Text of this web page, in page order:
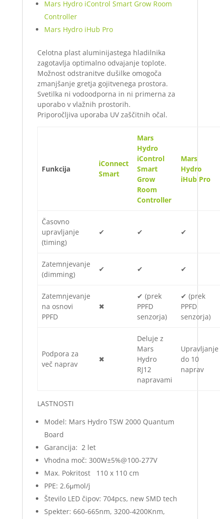
Mars Hydro iControl Smart Grow Room
Controller
Mars Hydro iHub Pro
Celotna plast aluminijastega hladilnika
zagotavlja optimalno odvajanje toplote.
Možnost odstranitve dušilke omogoča
zmanjšanje gretja gojitvenega prostora.
Svetilka ni vodoodporna in ni primerna za
uporabo v vlažnih prostorih.
Priporočljiva uporaba UV zaščitnih očal.
Funkcija
iConnect
Smart
Mars
Hydro
iControl
Smart
Grow
Room
Controller
Mars
Hydro
iHub Pro
Časovno
upravljanje
(timing)
✔ ✔ ✔
Zatemnjevanje
(dimming)
✔ ✔ ✔
Zatemnjevanje
na osnovi
PPFD
✖
✔ (prek
PPFD
senzorja)
✔ (prek
PPFD
senzorja)
Podpora za
več naprav
✖
Deluje z
Mars
Hydro
RJ12
napravami
Upravljanje
do 10
naprav
LASTNOSTI
Model: Mars Hydro TSW 2000 Quantum
Board
Garancija: 2 let
Vhodna moč: 300W±5%@100-277V
Max. Pokritost 110 x 110 cm
PPE: 2.6μmol/j
Število LED čipov: 704pcs, new SMD tech
Spekter: 660-665nm, 3200-4200Knm,